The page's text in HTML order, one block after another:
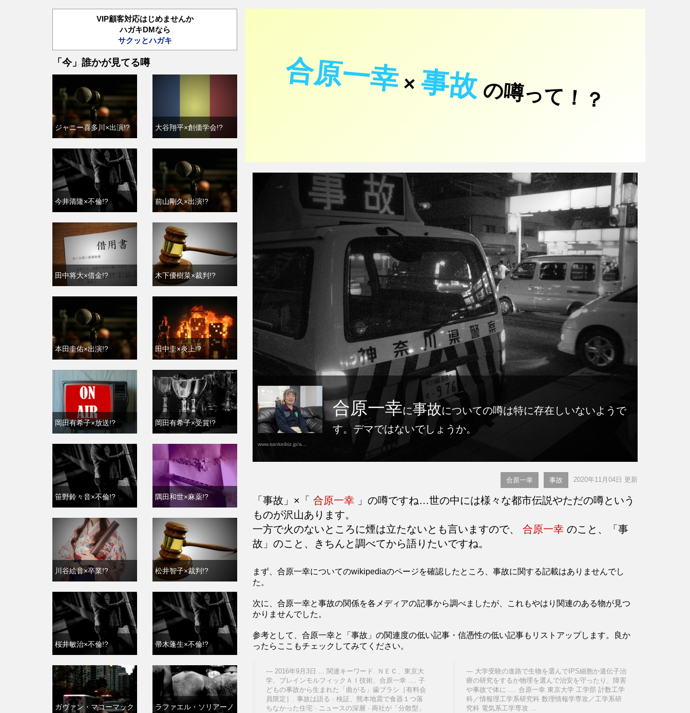
合原一幸×事故の噂って！？
www.sankeibiz.jp/a...
合原一幸に事故についての噂は特に存在しいないようで
す。デマではないでしょうか。
合原一幸 事故 2020年11月04日 更新
「事故」×「 合原一幸 」の噂ですね…世の中には様々な都市伝説やただの噂という
ものが沢山あります。
一方で火のないところに煙は立たないとも言いますので、 合原一幸 のこと、「事
故」のこと、きちんと調べてから語りたいですね。
まず、合原一幸についてのwikipediaのページを確認したところ、事故に関する記載はありませんでし
た。
次に、合原一幸と事故の関係を各メディアの記事から調べましたが、これもやはり関連のある物が見つ
かりませんでした。
参考として、合原一幸と「事故」の関連度の低い記事・信憑性の低い記事もリストアップします。良か
ったらここもチェックしてみてください。
2016年9月3日 ... 関連キーワード. ＮＥＣ、東京大
学、ブレインモルフィックＡＩ技術、合原一幸 .... 子
どもの事故から生まれた「曲がる」歯ブラシ［有料会
員限定］. 事故は語る · 検証、熊本地震で食器１つ落
ちなかった住宅 · ニュースの深層 · 商社が「分散型」
大学受験の進路で生物を選んでIPS細胞か遺伝子治
療の研究をするか物理を選んで治安を守ったり、障害
や事故で体に .... 合原一幸 東京大学 工学部 計数工学
科／情報理工学系研究科 数理情報学専攻／工学系研
究科 電気系工学専攻 ...
VIP顧客対応はじめませんか
ハガキDMなら
サクッとハガキ
「今」誰かが見てる噂
ジャニー喜多川×出演!? 大谷翔平×創価学会!?
今井清隆×不倫!? 前山剛久×出演!?
田中将大×借金!? 木下優樹菜×裁判!?
本田圭佑×出演!? 田中圭×炎上!?
岡田有希子×放送!? 岡田有希子×受賞!?
笹野鈴々音×不倫!? 隅田和世×麻薬!?
川谷絵音×卒業!? 松井智子×裁判!?
桜井敏治×不倫!? 帚木蓬生×不倫!?
ガヴァン・マコーマック
ラファエル・ソリアーノ